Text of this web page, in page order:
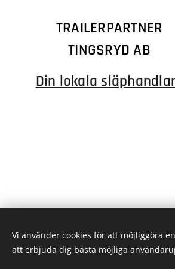
TRAILERPARTNER
TINGSRYD AB
Din lokala
Vi använder cookies för att möjliggöra
att erbjuda dig bästa möjliga